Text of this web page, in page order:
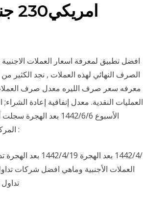
افضل تطبيق لمعرفة اسعار العملات
الصرف النهائي لهذه العملات , نجد الكثير
معرفه سعر صرف الليره معدل صرف
العمليات النقدية. معدل إتفاقية إعادة
الأسبوع 6‏‏/6‏‏/1442 بعد
المركزي والسوق السوداء اليوم الاربعاء 21 اكتوبر 2020 القيم الآتية :
العملات الأجنبية وماهي افضل شركات